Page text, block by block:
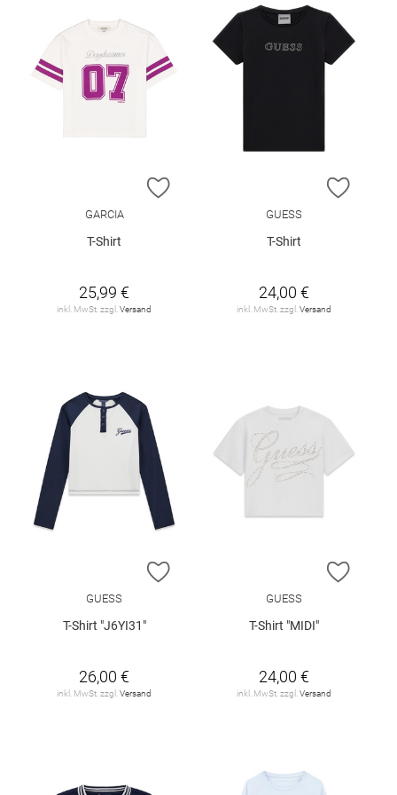
ZUR WUNSCHLISTE HINZUFÜGEN
GARCIA
T-Shirt
25,99 €
inkl. MwSt. zzgl. Versand
ZUR
GUESS
T-Shirt
24,00 €
inkl. MwSt. zzgl. Versand
ZUR WUNSCHLISTE HINZUFÜGEN
GUESS
T-Shirt "J6YI31"
26,00 €
inkl. MwSt. zzgl. Versand
ZUR
GUESS
T-Shirt "MIDI"
24,00 €
inkl. MwSt. zzgl. Versand